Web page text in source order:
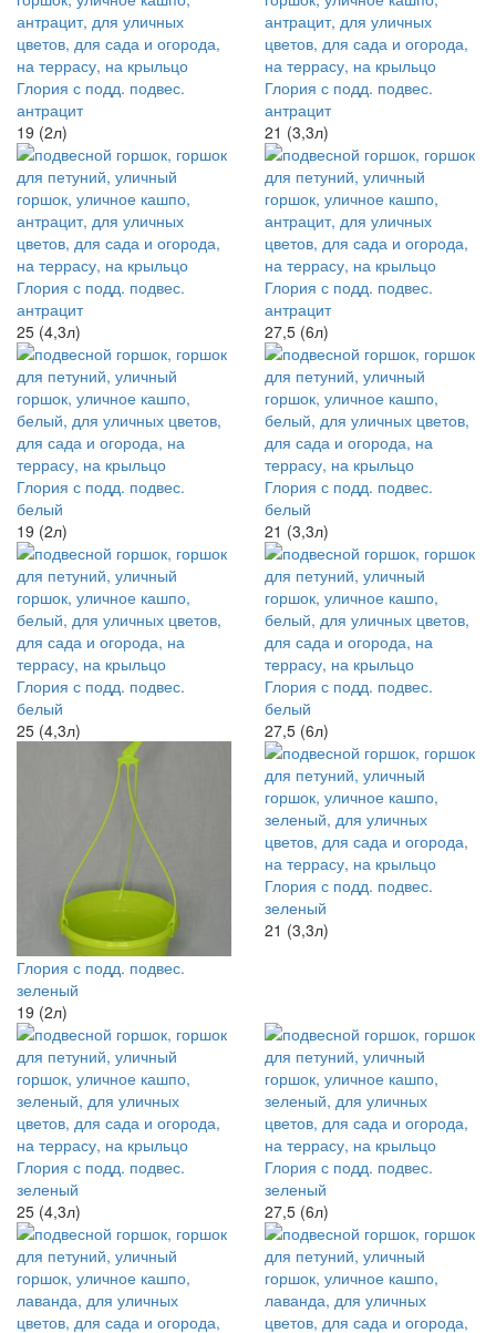
Глория с подд. подвес.
антрацит
19 (2л)
Глория с подд. подвес.
антрацит
21 (3,3л)
Глория с подд. подвес.
антрацит
25 (4,3л)
Глория с подд. подвес.
антрацит
27,5 (6л)
Глория с подд. подвес.
белый
19 (2л)
Глория с подд. подвес.
белый
21 (3,3л)
Глория с подд. подвес.
белый
25 (4,3л)
Глория с подд. подвес.
белый
27,5 (6л)
Глория с подд. подвес.
зеленый
19 (2л)
Глория с подд. подвес.
зеленый
21 (3,3л)
Глория с подд. подвес.
зеленый
25 (4,3л)
Глория с подд. подвес.
зеленый
27,5 (6л)